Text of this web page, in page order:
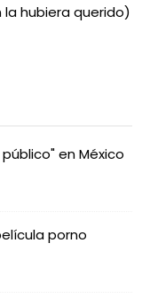
la hubiera querido)
en México
porno